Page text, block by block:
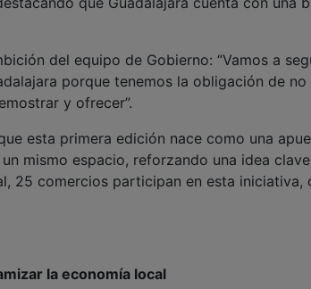
del equipo de Gobierno: “Vamos a
porque tenemos la obligación de
y ofrecer”.
esta primera edición nace como una
mismo espacio, reforzando una idea
25 comercios participan en esta iniciativa,
la economía local